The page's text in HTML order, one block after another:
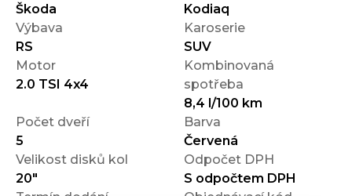
Škoda
Kodiaq
Výbava
RS
Karoserie
SUV
Motor
2.0 TSI 4x4
Kombinovaná
spotřeba
8,4 l/100 km
Počet dveří
5
Barva
Červená
Velikost disků kol
20"
Odpočet DPH
S odpočtem DPH